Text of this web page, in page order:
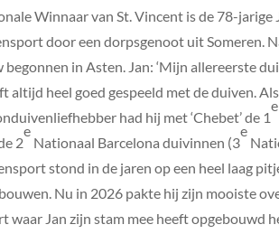
Winnaar van St. Vincent is de 78-
door een dorpsgenoot uit Someren.
begonnen in Asten. Jan: ‘Mijn allereerste
altijd heel goed gespeeld met de duiven.
had hij met ‘Chebet’ de 1
e
2
e
Nationaal Barcelona duivinnen (3
e
stond in de jaren op een heel laag
Nu in 2026 pakte hij zijn mooiste
waar Jan zijn stam mee heeft opgebouwd